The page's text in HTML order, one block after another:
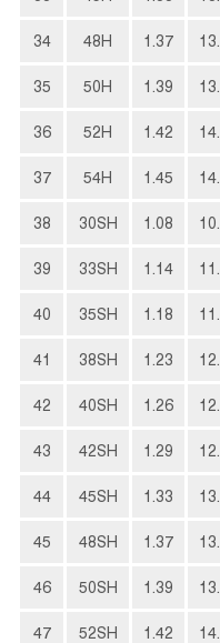
34 48H 1.37
35 50H 1.39
36 52H 1.42
37 54H 1.45
38 30SH 1.08
39 33SH 1.14
40 35SH 1.18
41 38SH 1.23
42 40SH 1.26
43 42SH 1.29
44 45SH 1.33
45 48SH 1.37
46 50SH 1.39
47 52SH 1.42